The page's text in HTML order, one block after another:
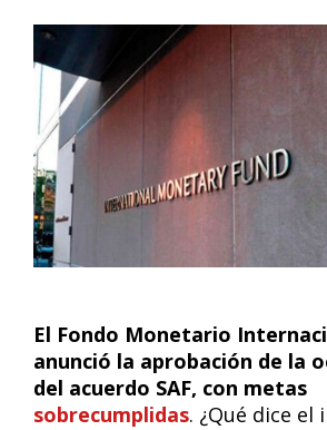
El Fondo Monetario
anunció la aprobación de la
del acuerdo SAF, con metas
sobrecumplidas. ¿Qué dice el